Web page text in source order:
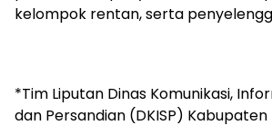
kelompok rentan, serta
*Tim Liputan Dinas Komunikasi,
dan Persandian (DKISP) Kabupaten